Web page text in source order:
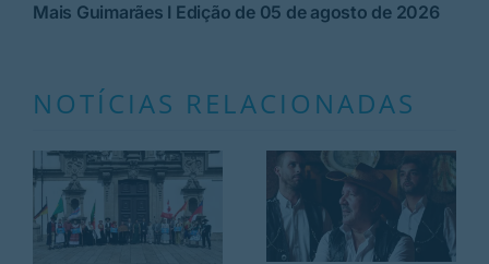
Mais Guimarães I Edição de 05 de agosto de 2026
NOTÍCIAS RELACIONADAS